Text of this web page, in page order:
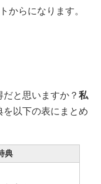
からになります。
と思いますか？ 私
以下の表にまとめ
典